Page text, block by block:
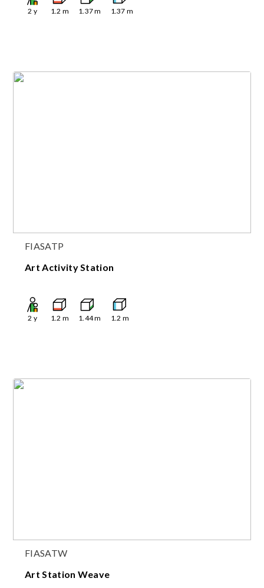
2 y 1.2 m 1.37m 1.37 m
FIASATP
Art Activity Station
2 y 1.2 m 1.44m 1.2 m
FIASATW
Art Station Weave